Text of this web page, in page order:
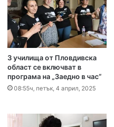
3 училища от Пловдивска
област се включват в
програма на „Заедно в час“
08:55ч, петък, 4 април, 2025